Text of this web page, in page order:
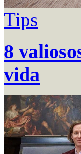
Tips
8
vida